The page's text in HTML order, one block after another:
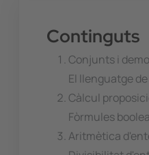
Continguts
Conjunts i
El llenguatge
Càlcul
Fòrmules
Aritmètica